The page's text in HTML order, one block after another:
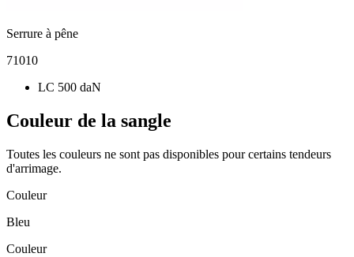
Serrure à pêne
71010
LC 500 daN
Couleur de la sangle
Toutes les couleurs ne sont pas disponibles pour certains tendeurs
d'arrimage.
Couleur
Bleu
Couleur